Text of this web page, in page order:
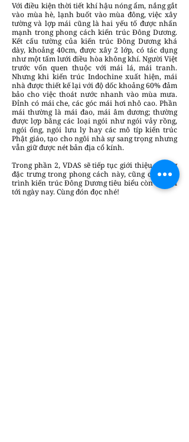
Với điều kiện thời tiết khí hậu nóng ẩm, nắng gắt
vào mùa hè, lạnh buốt vào mùa đông, việc xây
tường và lợp mái cũng là hai yếu tố được nhấn
mạnh trong phong cách kiến trúc Đông Dương.
Kết cấu tường của kiến trúc Đông Dương khá
dày, khoảng 40cm, được xây 2 lớp, có tác dụng
như một tấm lưới điều hòa không khí. Người Việt
trước vốn quen thuộc với mái lá, mái tranh.
Nhưng khi kiến trúc Indochine xuất hiện, mái
nhà được thiết kế lại với độ dốc khoảng 60% đảm
bảo cho việc thoát nước nhanh vào mùa mưa.
Đỉnh có mái che, các góc mái hơi nhô cao. Phần
mái thường là mái đao, mái âm dương; thường
được lợp bằng các loại ngói như ngói vảy rồng,
ngói ống, ngói lưu ly hay các mô típ kiến trúc
Phật giáo, tạo cho ngôi nhà sự sang trọng nhưng
vẫn giữ được nét bản địa cổ kính.
Trong phần 2, VDAS sẽ tiếp tục giới thiệu những
đặc trưng trong phong cách này, cũng các công
trình kiến trúc Đông Dương tiêu biểu còn tồn tại
tới ngày nay. Cùng đón đọc nhé!